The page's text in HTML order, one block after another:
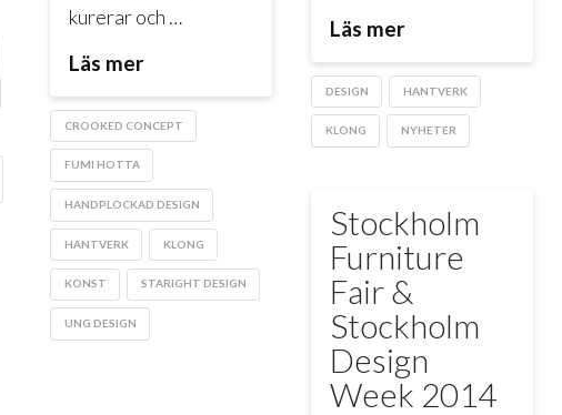
kurerar och …
Läs mer
CROOKED CONCEPT
FUMI HOTTA
HANDPLOCKAD DESIGN
HANTVERK KLONG
KONST STARIGHT DESIGN
UNG DESIGN
Läs mer
DESIGN HANTVERK
KLONG NYHETER
Stockholm
Furniture
Fair &
Stockholm
Design
Week 2014